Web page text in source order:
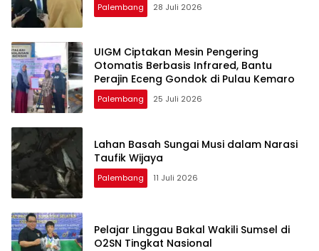
Palembang 28 Juli 2026
UIGM Ciptakan Mesin Pengering
Otomatis Berbasis Infrared, Bantu
Perajin Eceng Gondok di Pulau Kemaro
Palembang 25 Juli 2026
Lahan Basah Sungai Musi dalam Narasi
Taufik Wijaya
Palembang 11 Juli 2026
Pelajar Linggau Bakal Wakili Sumsel di
O2SN Tingkat Nasional